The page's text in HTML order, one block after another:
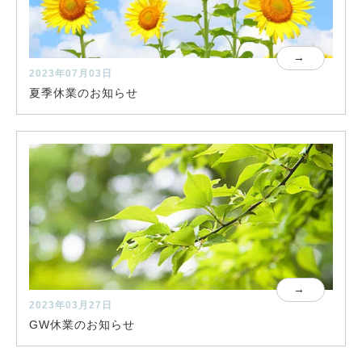
2023年07月03日
夏季休業のお知らせ
2023年03月27日
GW休業のお知らせ